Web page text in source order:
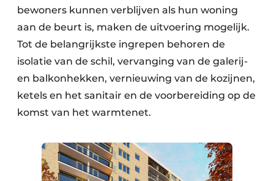
bewoners kunnen verblijven als hun woning
aan de beurt is, maken de uitvoering mogelijk.
Tot de belangrijkste ingrepen behoren de
isolatie van de schil, vervanging van de galerij-
en balkonhekken, vernieuwing van de kozijnen,
ketels en het sanitair en de voorbereiding op de
komst van het warmtenet.